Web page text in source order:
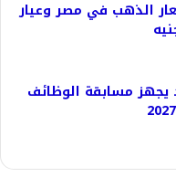
الذهب في مصر وعيار
يجهز مسابقة الوظائف